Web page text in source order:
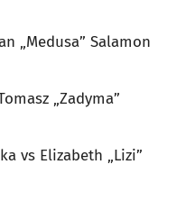
„Medusa” Salamon
„Zadyma”
vs Elizabeth „Lizi”